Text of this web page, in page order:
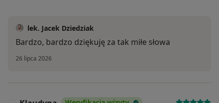
lek. Jacek Dziedziak
Bardzo, bardzo dziękuję za tak miłe słowa
26 lipca 2026